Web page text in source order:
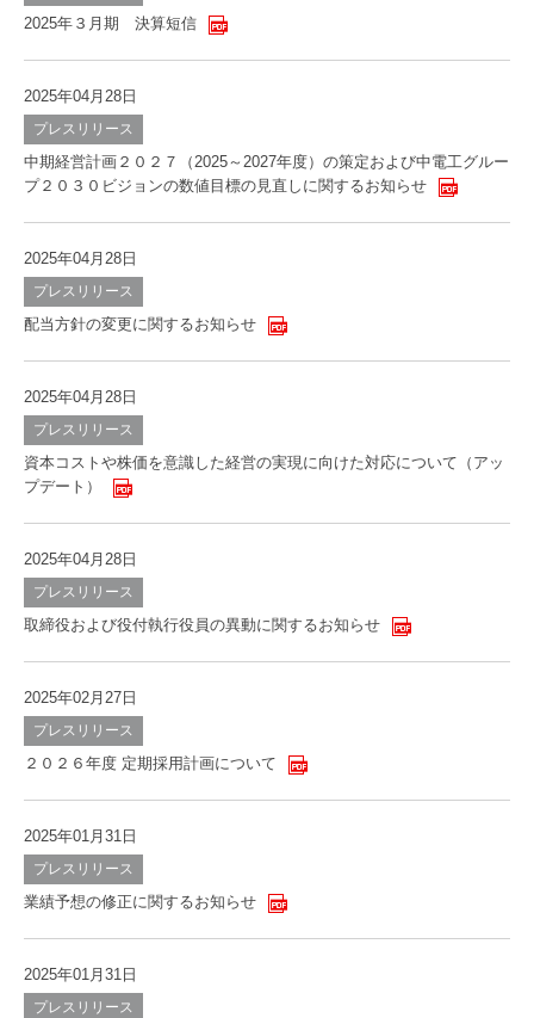
2025年３月期 決算短信
2025年04月28日
プレスリリース
中期経営計画２０２７（2025～2027年度）の策定および中電工グルー
プ２０３０ビジョンの数値目標の見直しに関するお知らせ
2025年04月28日
プレスリリース
配当方針の変更に関するお知らせ
2025年04月28日
プレスリリース
資本コストや株価を意識した経営の実現に向けた対応について（アッ
プデート）
2025年04月28日
プレスリリース
取締役および役付執行役員の異動に関するお知らせ
2025年02月27日
プレスリリース
２０２６年度 定期採用計画について
2025年01月31日
プレスリリース
業績予想の修正に関するお知らせ
2025年01月31日
プレスリリース